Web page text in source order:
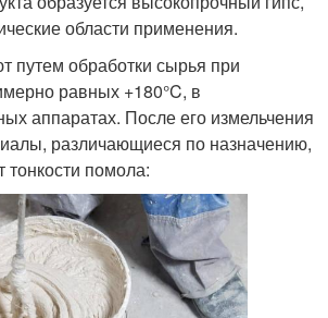
области применения.
путем обработки сырья при
равных +180°C, в
аппаратах. После его измельчения
различающиеся по назначению,
тонкости помола: